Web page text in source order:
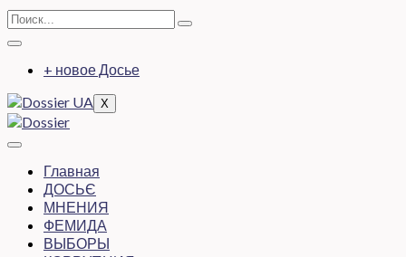
+ новое Досье
X
Главная
ДОСЬЄ
МНЕНИЯ
ФЕМИДА
ВЫБОРЫ